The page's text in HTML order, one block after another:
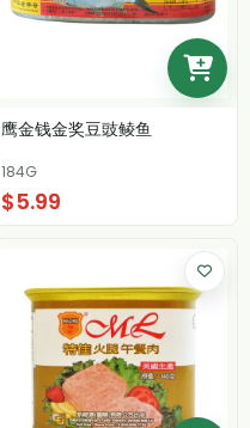
鹰金钱金奖豆豉鲮鱼
184G
$5.99